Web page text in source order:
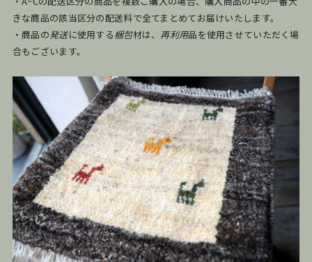
きな商品の該当区分の配送料で全てまとめてお届けいたします。
・商品の発送に使用する梱包材は、 再利用品を使用させていただく場
合もございます。